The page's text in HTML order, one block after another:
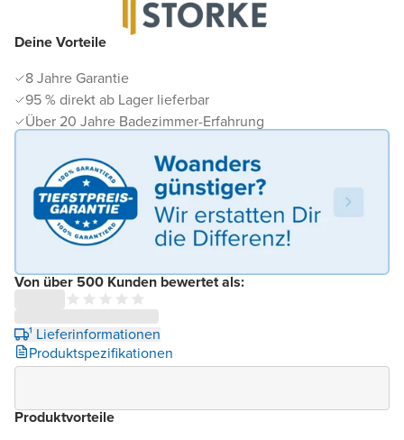
Deine Vorteile
8 Jahre Garantie
95 % direkt ab Lager lieferbar
Über 20 Jahre Badezimmer-Erfahrung
Von über 500 Kunden bewertet als:
¹ Lieferinformationen
Produktspezifikationen
Produktvorteile